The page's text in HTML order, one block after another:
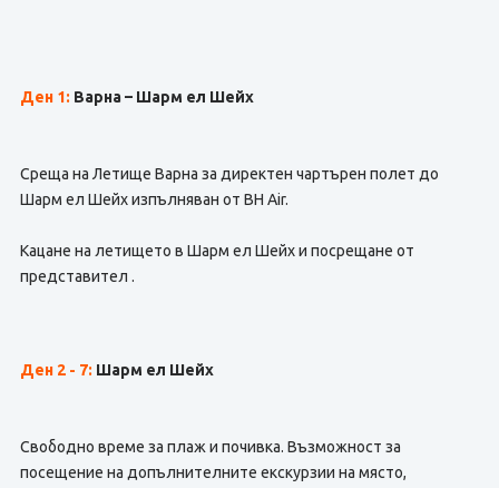
Ден 1: Варна – Шарм ел Шейх
Среща на Летище Варна за директен чартърен полет до
Шарм ел Шейх изпълняван от BH Air.
Кацане на летището в Шарм ел Шейх и посрещане от
представител .
Ден 2 - 7: Шарм ел Шейх
Свободно време за плаж и почивка. Възможност за
посещение на допълнителните екскурзии на място,